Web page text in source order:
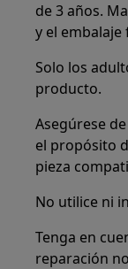
de 3 años.
y el embalaje
Solo los
producto.
Asegúrese
el propósito
pieza
No utilice ni
Tenga en
reparación